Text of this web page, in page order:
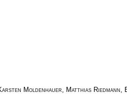
Moldenhauer Matthias Riedmann